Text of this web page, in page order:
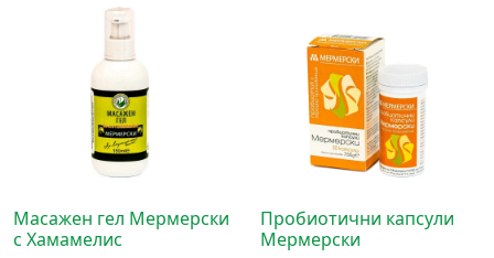
Масажен гел Мермерски
с Хамамелис
Пробиотични капсули
Мермерски